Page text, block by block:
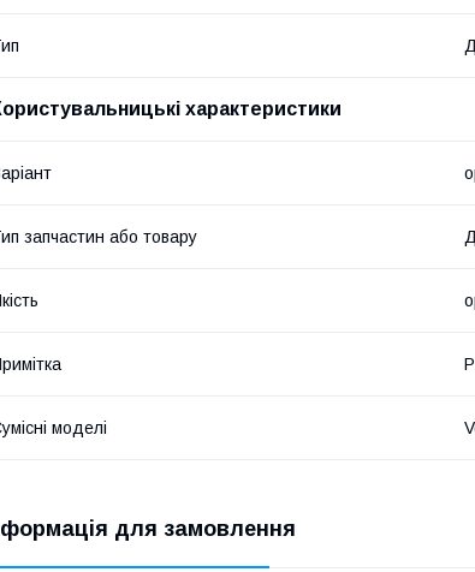
характеристики
запчастин або товару
моделі
для замовлення